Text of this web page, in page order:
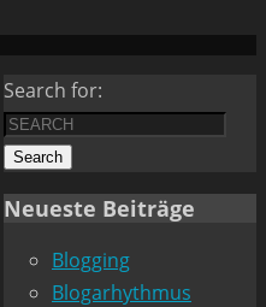
Search for:
Search
Neueste Beiträge
Blogging
Blogarhythmus